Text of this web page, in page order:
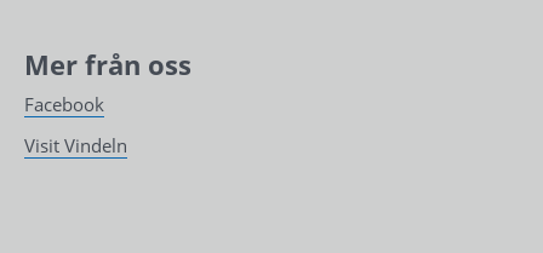
Mer från oss
Facebook
Visit Vindeln